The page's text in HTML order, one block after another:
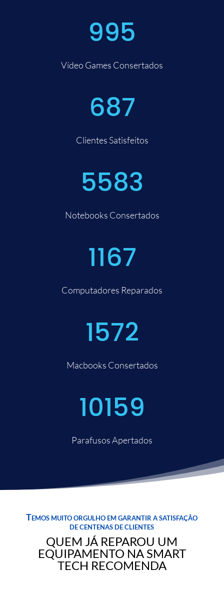
995
Vídeo Games Consertados
687
Clientes Satisfeitos
5583
Notebooks Consertados
1167
Computadores Reparados
1572
Macbooks Consertados
10159
Parafusos Apertados
Temos muito orgulho em garantir a satisfação
de centenas de clientes
QUEM JÁ REPAROU UM
EQUIPAMENTO NA SMART
TECH RECOMENDA